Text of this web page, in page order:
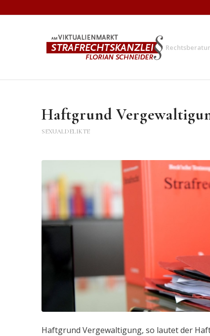
Haftgrund
SEXUALDELIKTE
Haftgrund Vergewaltigung, so lautet der